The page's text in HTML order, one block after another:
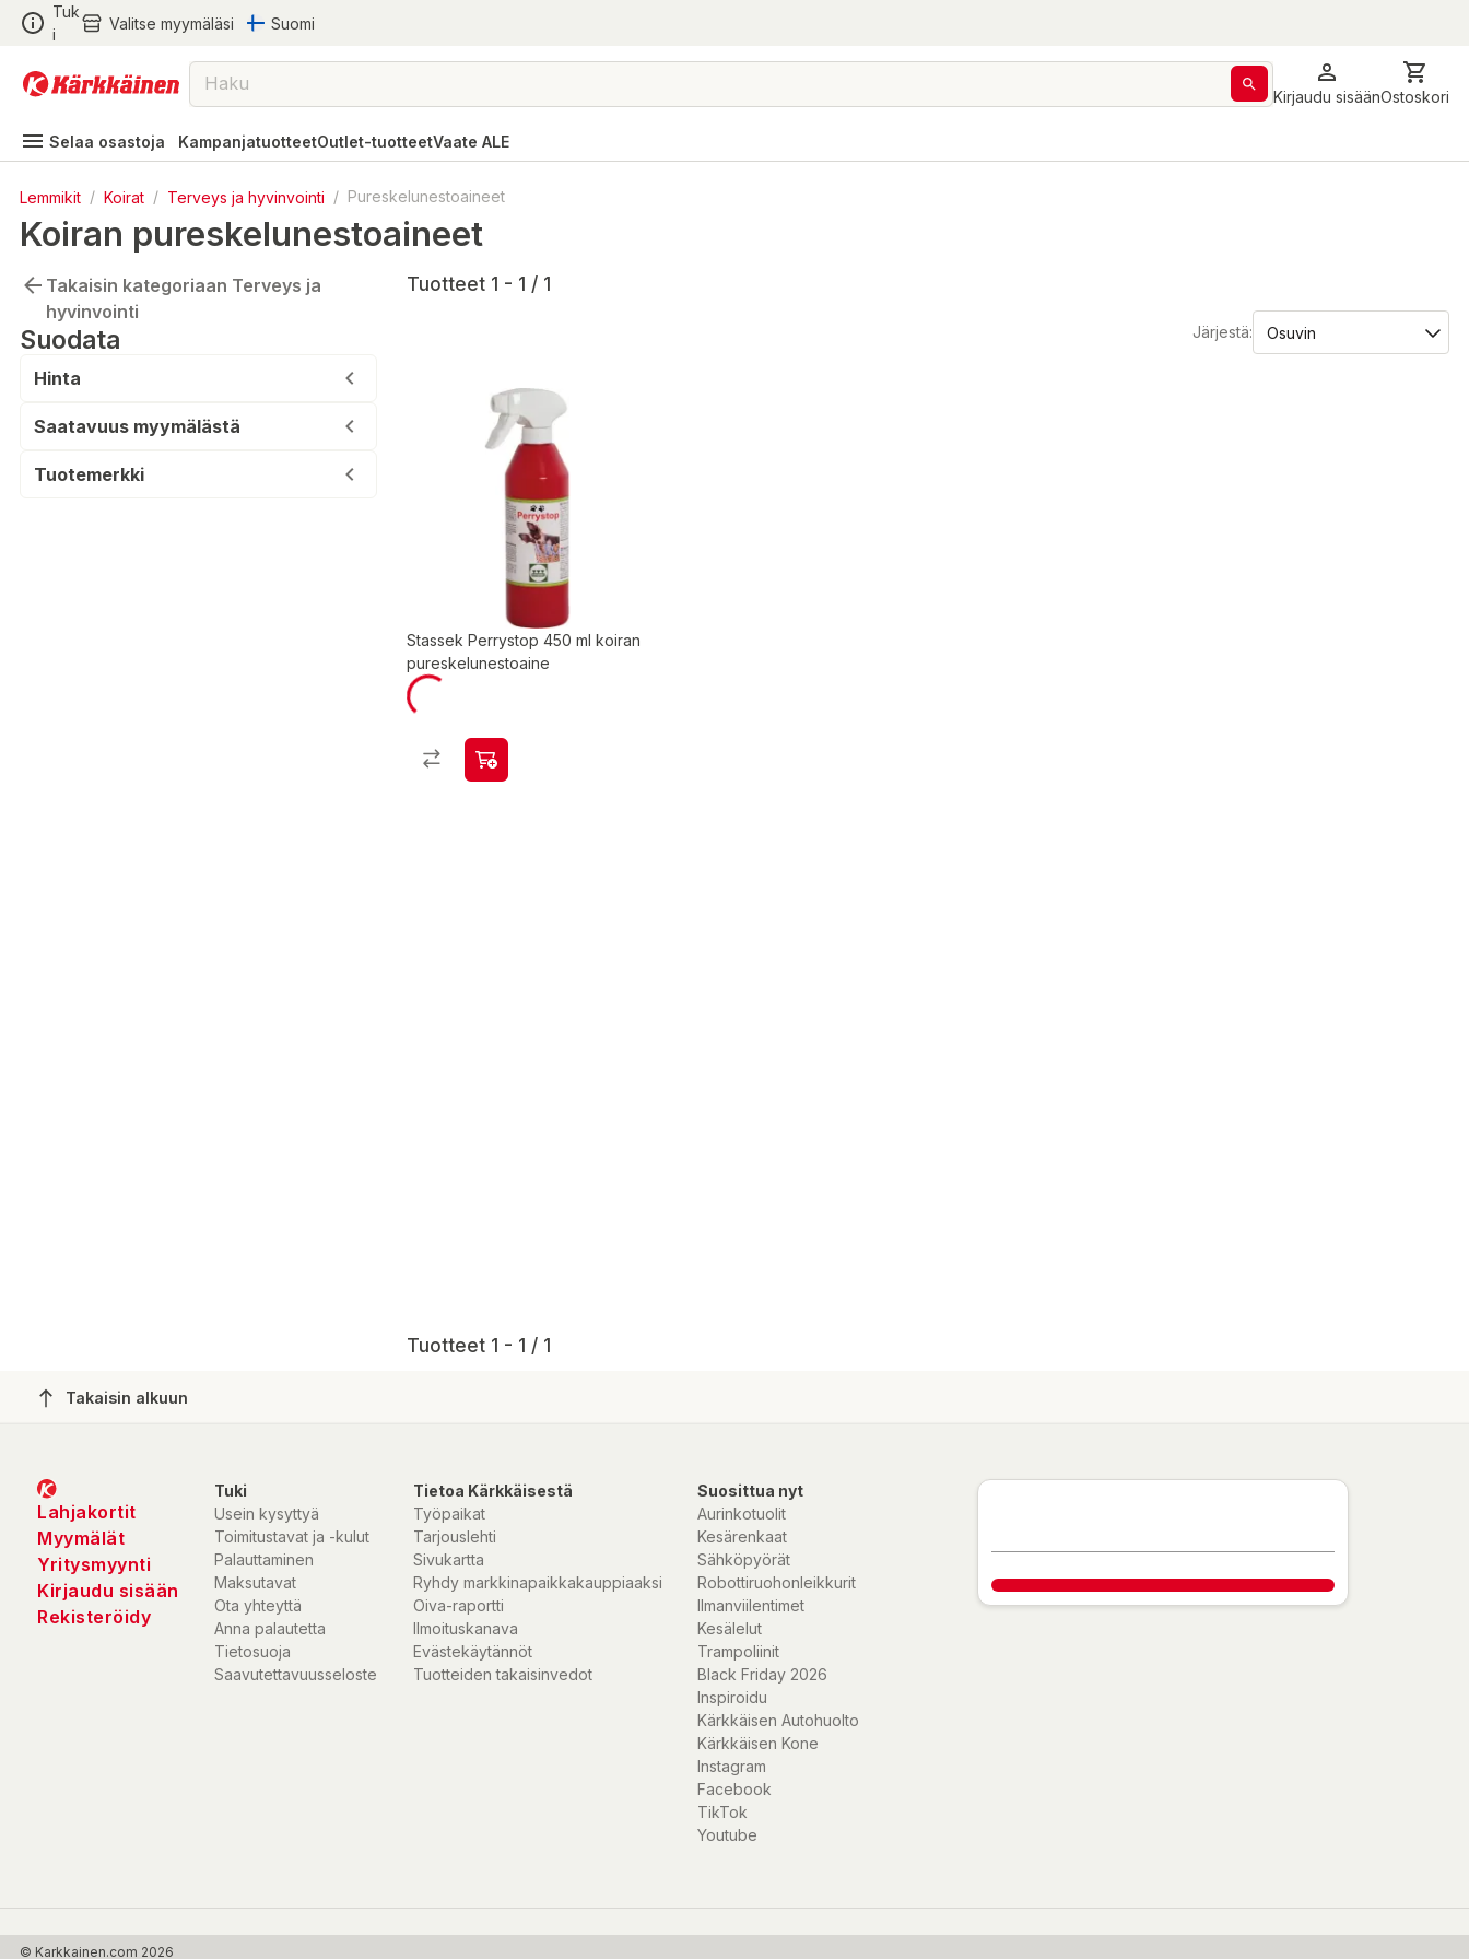
Tuk
i
Valitse myymäläsi Suomi
Kirjaudu sisäänOstoskori
Selaa osastoja KampanjatuotteetOutlet-tuotteetVaate ALE
Lemmikit / Koirat / Terveys ja hyvinvointi / Pureskelunestoaineet
Koiran pureskelunestoaineet
Takaisin kategoriaan Terveys ja
hyvinvointi
Suodata
Hinta
Saatavuus myymälästä
Tuotemerkki
Tuotteet 1 - 1 / 1
Järjestä:
Stassek Perrystop 450 ml koiran
pureskelunestoaine
Tuotteet 1 - 1 / 1
Takaisin alkuun
Lahjakortit
Myymälät
Yritysmyynti
Kirjaudu sisään
Rekisteröidy
Tuki
Usein kysyttyä
Toimitustavat ja -kulut
Palauttaminen
Maksutavat
Ota yhteyttä
Anna palautetta
Tietosuoja
Saavutettavuusseloste
Tietoa Kärkkäisestä
Työpaikat
Tarjouslehti
Sivukartta
Ryhdy markkinapaikkakauppiaaksi
Oiva-raportti
Ilmoituskanava
Evästekäytännöt
Tuotteiden takaisinvedot
Suosittua nyt
Aurinkotuolit
Kesärenkaat
Sähköpyörät
Robottiruohonleikkurit
Ilmanviilentimet
Kesälelut
Trampoliinit
Black Friday 2026
Inspiroidu
Kärkkäisen Autohuolto
Kärkkäisen Kone
Instagram
Facebook
TikTok
Youtube
© Karkkainen.com 2026